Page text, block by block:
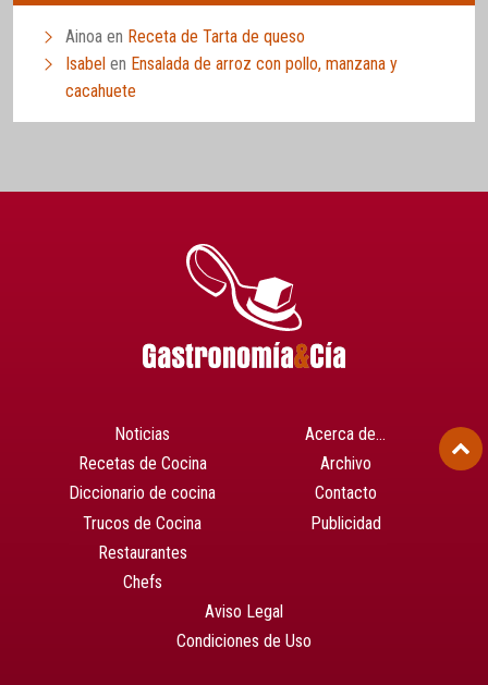
Ainoa en Receta de Tarta de queso
Isabel en Ensalada de arroz con pollo, manzana y
cacahuete
Noticias
Recetas de Cocina
Diccionario de cocina
Trucos de Cocina
Restaurantes
Chefs
Acerca de…
Archivo
Contacto
Publicidad
Aviso Legal
Condiciones de Uso